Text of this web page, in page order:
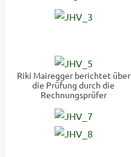
Riki Mairegger berichtet über
die Prüfung durch die
Rechnungsprüfer